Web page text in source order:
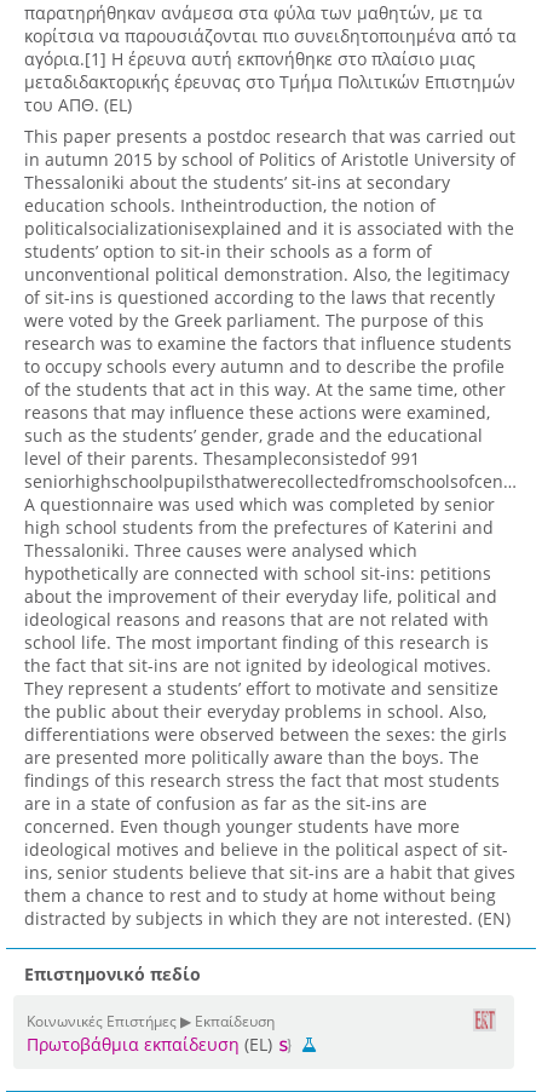
παρατηρήθηκαν ανάμεσα στα φύλα των μαθητών, με τα
κορίτσια να παρουσιάζονται πιο συνειδητοποιημένα από τα
αγόρια.[1] Η έρευνα αυτή εκπονήθηκε στο πλαίσιο μιας
μεταδιδακτορικής έρευνας στο Τμήμα Πολιτικών Επιστημών
του ΑΠΘ. (EL)
This paper presents a postdoc research that was carried out
in autumn 2015 by school of Politics of Aristotle University of
Thessaloniki about the students’ sit-ins at secondary
education schools. Intheintroduction, the notion of
politicalsocializationisexplained and it is associated with the
students’ option to sit-in their schools as a form of
unconventional political demonstration. Also, the legitimacy
of sit-ins is questioned according to the laws that recently
were voted by the Greek parliament. The purpose of this
research was to examine the factors that influence students
to occupy schools every autumn and to describe the profile
of the students that act in this way. At the same time, other
reasons that may influence these actions were examined,
such as the students’ gender, grade and the educational
level of their parents. Thesampleconsistedof 991
A questionnaire was used which was completed by senior
high school students from the prefectures of Katerini and
Thessaloniki. Three causes were analysed which
hypothetically are connected with school sit-ins: petitions
about the improvement of their everyday life, political and
ideological reasons and reasons that are not related with
school life. The most important finding of this research is
the fact that sit-ins are not ignited by ideological motives.
They represent a students’ effort to motivate and sensitize
the public about their everyday problems in school. Also,
differentiations were observed between the sexes: the girls
are presented more politically aware than the boys. The
findings of this research stress the fact that most students
are in a state of confusion as far as the sit-ins are
concerned. Even though younger students have more
ideological motives and believe in the political aspect of sit-
ins, senior students believe that sit-ins are a habit that gives
them a chance to rest and to study at home without being
distracted by subjects in which they are not interested. (EN)
Επιστημονικό πεδίο
Κοινωνικές Επιστήμες ▶ Εκπαίδευση
Πρωτοβάθμια εκπαίδευση (EL)